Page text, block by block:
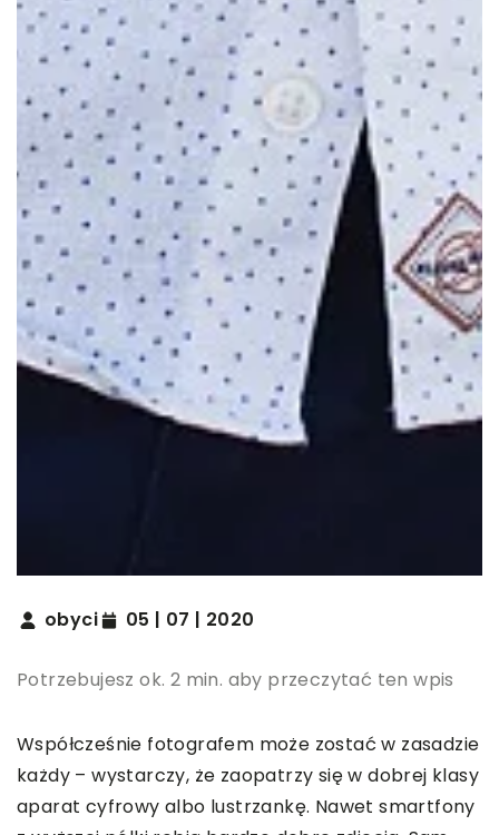
obyci 05 | 07 | 2020
Potrzebujesz ok. 2 min. aby przeczytać ten wpis
Współcześnie fotografem może zostać w zasadzie
każdy – wystarczy, że zaopatrzy się w dobrej klasy
aparat cyfrowy albo lustrzankę. Nawet smartfony